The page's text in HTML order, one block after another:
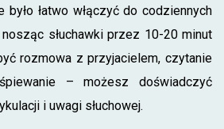
było łatwo włączyć do codziennych
słuchawki przez 10-20 minut
rozmowa z przyjacielem, czytanie
– możesz doświadczyć
i uwagi słuchowej.